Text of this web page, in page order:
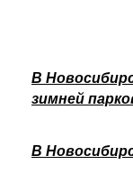
В
зимней
В